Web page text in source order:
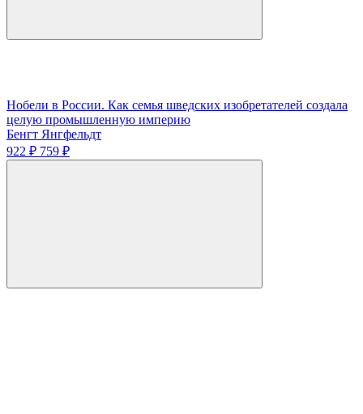
Нобели в России. Как семья шведских изобретателей создала
целую промышленную империю
Бенгт Янгфельдт
922 ₽ 759 ₽